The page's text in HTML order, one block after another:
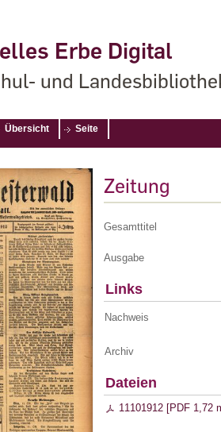
Erbe Digital
und
Übersicht Seite
Zeitung
Gesamttitel
Ausgabe
Links
Nachweis
Archiv
Dateien
11101912 [PDF 1,72